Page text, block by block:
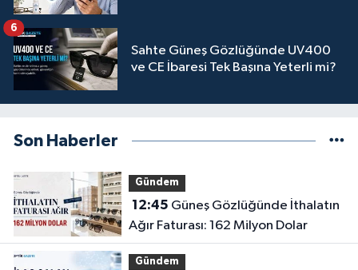
Sahte Güneş Gözlüğünde UV400
ve CE İbaresi Tek Başına Yeterli mi?
6
Son Haberler
Gündem
12:45
Ağır Faturası: 162 Milyon Dolar
Gündem